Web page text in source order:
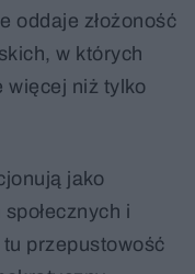
oddaje złożoność
w których
więcej niż tylko
jako
i
przepustowość